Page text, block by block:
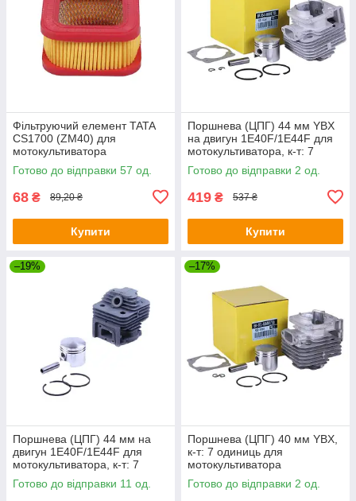
Фільтруючий елемент TATA
CS1700 (ZM40) для
мотокультиватора
Готово до відправки 57 од.
68 ₴ 89,20 ₴
Купити
Поршнева (ЦПГ) 44 мм YBX
на двигун 1Е40F/1E44F для
мотокультиватора, к-т: 7
одиниць
Готово до відправки 2 од.
419 ₴ 537 ₴
Купити
–19%
Поршнева (ЦПГ) 44 мм на
двигун 1Е40F/1E44F для
мотокультиватора, к-т: 7
одиниць
Готово до відправки 11 од.
–17%
Поршнева (ЦПГ) 40 мм YBX,
к-т: 7 одиниць для
мотокультиватора
Готово до відправки 2 од.